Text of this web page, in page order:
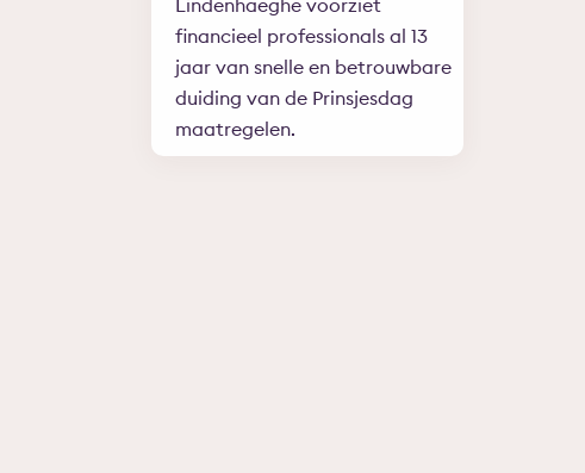
Lindenhaeghe voorziet
financieel professionals al 13
jaar van snelle en betrouwbare
duiding van de Prinsjesdag
maatregelen.